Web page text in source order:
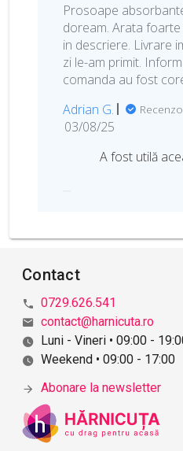
Prosoape
doream. Arata
in descriere. Livrare
zi le-am primit.
comanda au fost
Adrian G.
D
ă
r
i
i
03/08/25
A fost utilă
Contact
0729.626.541
contact@harnicuta.ro
Luni - Vineri • 09:00 -
Weekend • 09:00 - 17:00
Abonare la newsletter